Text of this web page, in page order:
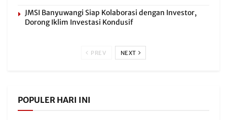
JMSI Banyuwangi Siap Kolaborasi dengan Investor,
Dorong Iklim Investasi Kondusif
PREV NEXT
POPULER HARI INI